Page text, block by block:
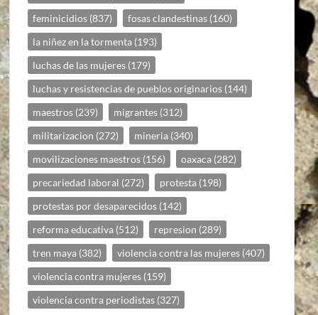
feminicidios (837) fosas clandestinas (160)
la niñez en la tormenta (193)
luchas de las mujeres (179)
luchas y resistencias de pueblos originarios (144)
maestros (239) migrantes (312)
militarizacion (272) mineria (340)
movilizaciones maestros (156) oaxaca (282)
precariedad laboral (272) protesta (198)
protestas por desaparecidos (142)
reforma educativa (512) represion (289)
tren maya (382) violencia contra las mujeres (407)
violencia contra mujeres (159)
violencia contra periodistas (327)